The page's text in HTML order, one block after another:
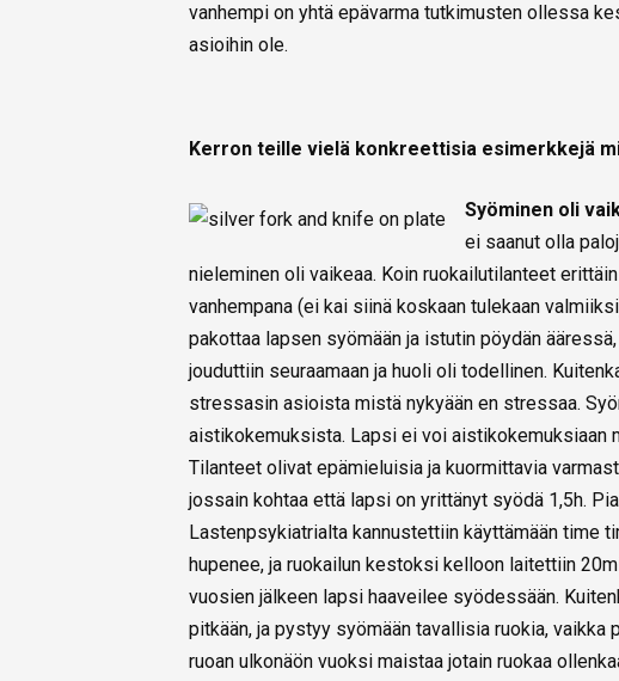
vanhempi on yhtä epävarma tutkimusten ollessa
asioihin ole.
Kerron teille vielä konkreettisia esimerkkejä
Syöminen oli
ei saanut olla
nieleminen oli vaikeaa. Koin ruokailutilanteet
vanhempana (ei kai siinä koskaan tulekaan
pakottaa lapsen syömään ja istutin pöydän
jouduttiin seuraamaan ja huoli oli todellinen.
stressasin asioista mistä nykyään en stressaa.
aistikokemuksista. Lapsi ei voi aistikokemuksiaan
Tilanteet olivat epämieluisia ja kuormittavia
jossain kohtaa että lapsi on yrittänyt syödä 1,5h.
Lastenpsykiatrialta kannustettiin käyttämään time
hupenee, ja ruokailun kestoksi kelloon laitettiin
vuosien jälkeen lapsi haaveilee syödessään.
pitkään, ja pystyy syömään tavallisia ruokia,
ruoan ulkonäön vuoksi maistaa jotain ruokaa